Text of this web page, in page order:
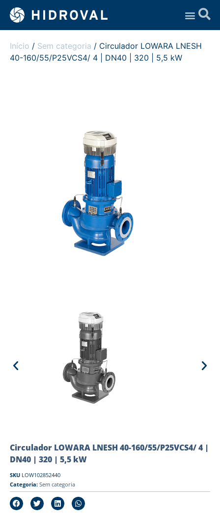
Início / Sem categoria / Circulador LOWARA LNESH
40-160/55/P25VCS4/ 4 | DN40 | 320 | 5,5 kW
Circulador LOWARA LNESH 40-160/55/P25VCS4/ 4 |
DN40 | 320 | 5,5 kW
SKU LOW102852440
Categoria: Sem categoria